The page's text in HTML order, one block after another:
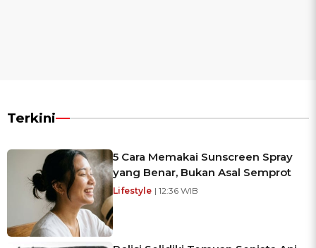
Terkini
5 Cara Memakai Sunscreen Spray
yang Benar, Bukan Asal Semprot
Lifestyle | 12:36 WIB